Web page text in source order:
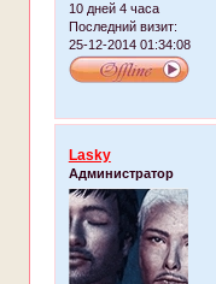
10 дней 4 часа
Последний визит:
25-12-2014 01:34:08
Lasky
Администратор